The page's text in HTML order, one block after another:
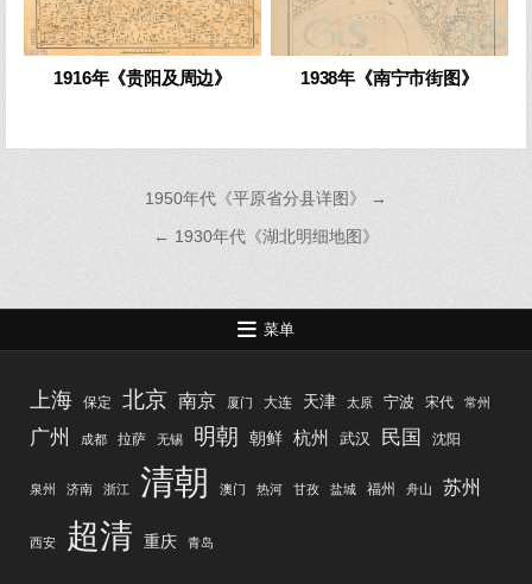
1916年《贵阳及周边》 1938年《南宁市街图》
航
1950年代《平原省分县详图》 →
← 1930年代《湖北明细地图》
菜单
上海 保定 北京 南京 厦门 大连 天津 太原 宁波 宋代 常州
广州 成都 拉萨 无锡 明朝 朝鲜 杭州 武汉 民国 沈阳
泉州 济南 浙江 清朝 澳门 热河 甘孜 盐城 福州 舟山 苏州
西安 超清 重庆 青岛